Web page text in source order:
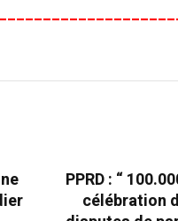
PPRD : “
célébration